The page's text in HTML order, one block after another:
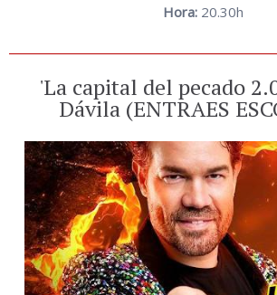
Hora:20.30h
'La capital del pecado
Dávila (ENTRAES